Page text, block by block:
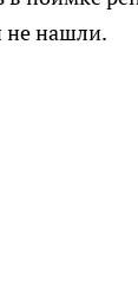
не нашли.